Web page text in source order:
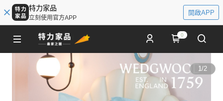
特力家品
立刻使用官方APP
開啟APP
0
1/2